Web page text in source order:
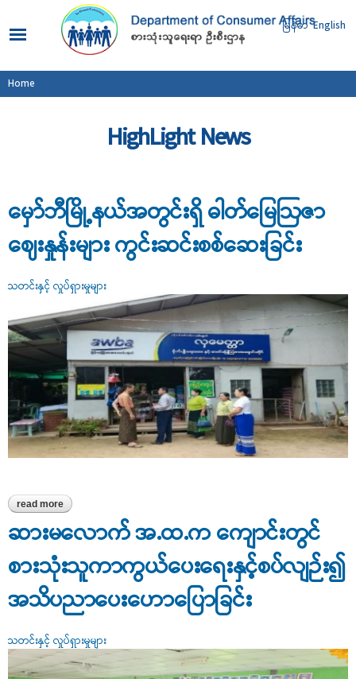
main
content
မြန်မာ English
You are here
Home
HighLight News
မှော်ဘီမြို့နယ်အတွင်းရှိ ဓါတ်မြေဩဇာ
ဈေးနှုန်းများ ကွင်းဆင်းစစ်ဆေးခြင်း
သတင်းနှင့် လှုပ်ရှားမှုများ
read more about မှော်ဘီမြို့နယ်အတွင်းရှိ ဓါတ်မြေဩဇာဈေးနှုန်းများ ကွင်းဆင်း
စစ်ဆေးခြင်း
ဆားမလောက် အ.ထ.က ကျောင်းတွင်
စားသုံးသူကာကွယ်ပေး‌ရေးနှင့်စပ်လျဉ်း၍
အသိပညာပေးဟောပြောခြင်း
သတင်းနှင့် လှုပ်ရှားမှုများ